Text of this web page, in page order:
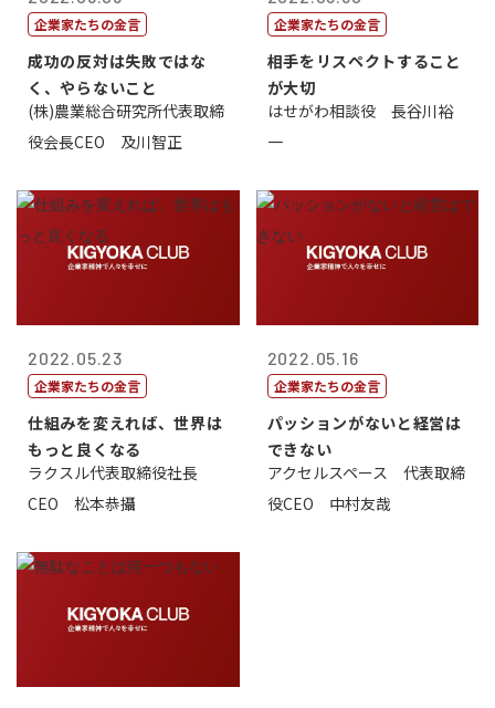
企業家たちの金言
成功の反対は失敗ではな
く、やらないこと
(株)農業総合研究所代表取締
役会長CEO 及川智正
企業家たちの金言
相手をリスペクトすること
が大切
はせがわ相談役 長谷川裕
一
2022.05.23
企業家たちの金言
仕組みを変えれば、世界は
もっと良くなる
ラクスル代表取締役社長
CEO 松本恭攝
2022.05.16
企業家たちの金言
パッションがないと経営は
できない
アクセルスペース 代表取締
役CEO 中村友哉